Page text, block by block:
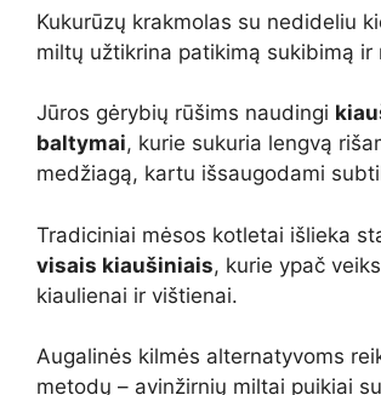
Kukurūzų krakmolas su nedideliu
miltų užtikrina patikimą sukibimą ir
Jūros gėrybių rūšims naudingi
baltymai, kurie sukuria lengvą
medžiagą, kartu išsaugodami
Tradiciniai mėsos kotletai išlieka
visais kiaušiniais, kurie ypač
kiaulienai ir vištienai.
Augalinės kilmės alternatyvoms
metodų – avinžirnių miltai puikiai